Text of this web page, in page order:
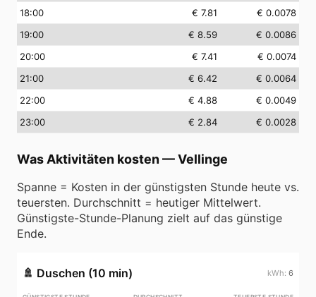
18:00 € 7.81
€ 0.0078
19:00 € 8.59
€ 0.0086
20:00 € 7.41
€ 0.0074
21:00 € 6.42
€ 0.0064
22:00 € 4.88
€ 0.0049
23:00 € 2.84 € 0.0028
Was Aktivitäten kosten —Vellinge
Spanne = Kosten in der günstigsten Stunde heute vs.
teuersten. Durchschnitt = heutiger Mittelwert.
Günstigste-Stunde-Planung zielt auf das günstige
Ende.
🚿 Duschen (10 min) 6